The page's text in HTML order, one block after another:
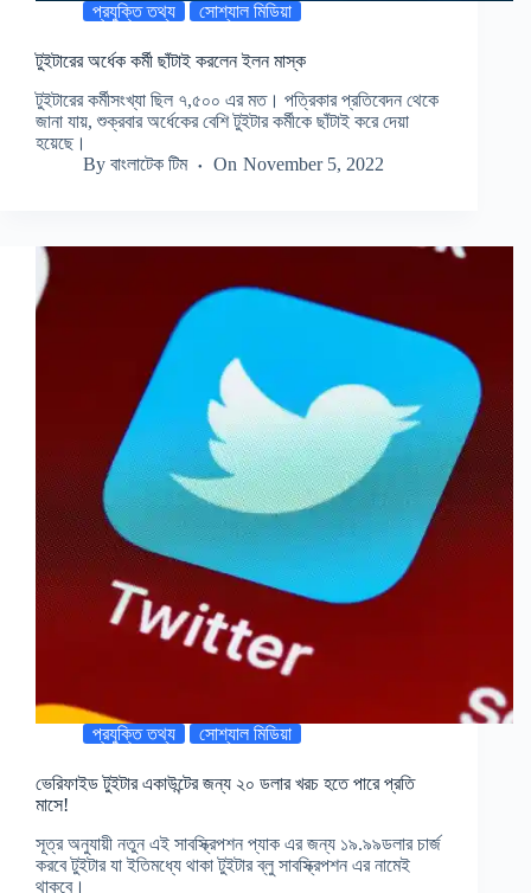
প্রযুক্তি তথ্য সোশ্যাল মিডিয়া
টুইটারের অর্ধেক কর্মী ছাঁটাই করলেন ইলন মাস্ক
টুইটারের কর্মীসংখ্যা ছিল ৭,৫০০ এর মত। পত্রিকার প্রতিবেদন থেকে
জানা যায়, শুক্রবার অর্ধেকের বেশি টুইটার কর্মীকে ছাঁটাই করে দেয়া
হয়েছে।
By বাংলাটেক টিম On November 5, 2022
প্রযুক্তি তথ্য সোশ্যাল মিডিয়া
ভেরিফাইড টুইটার একাউন্টের জন্য ২০ ডলার খরচ হতে পারে প্রতি
মাসে!
সূত্র অনুযায়ী নতুন এই সাবস্ক্রিপশন প্যাক এর জন্য ১৯.৯৯ডলার চার্জ
করবে টুইটার যা ইতিমধ্যে থাকা টুইটার ব্লু সাবস্ক্রিপশন এর নামেই
থাকবে।